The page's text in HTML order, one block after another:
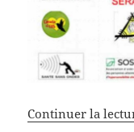
Continuer la